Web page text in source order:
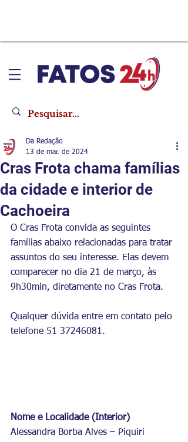
Cras Frota chama famílias
da cidade e interior de
Cachoeira
Da Redação
13 de mar. de 2024
O Cras Frota convida as seguintes
famílias abaixo relacionadas para tratar
assuntos do seu interesse. Elas devem
comparecer no dia 21 de março, às
9h30min, diretamente no Cras Frota.
Qualquer dúvida entre em contato pelo
telefone 51 37246081.
Nome e Localidade (Interior)
Alessandra Borba Alves – Piquiri